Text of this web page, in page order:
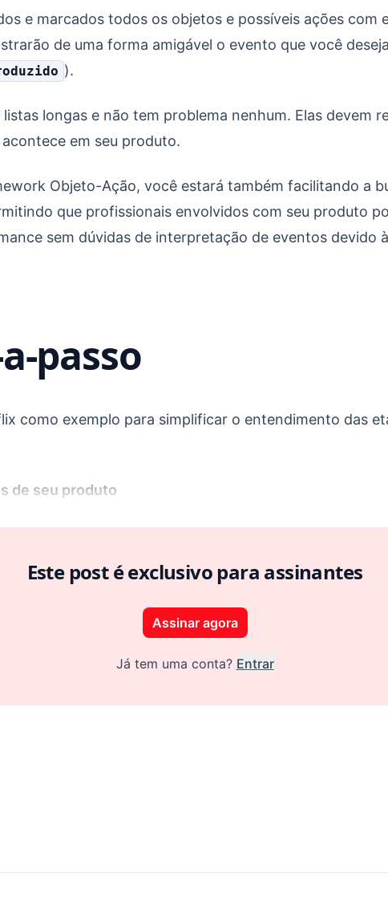
e marcados todos os objetos e possíveis ações com
de uma forma amigável o evento que você
).
listas longas e não tem problema nenhum. Elas devem
em seu produto.
Objeto-Ação, você estará também facilitando a
que profissionais envolvidos com seu produto
sem dúvidas de interpretação de eventos devido
passo
como exemplo para simplificar o entendimento das
de seu produto
Este post é exclusivo para assinantes
Assinar agora
Já tem uma conta? Entrar